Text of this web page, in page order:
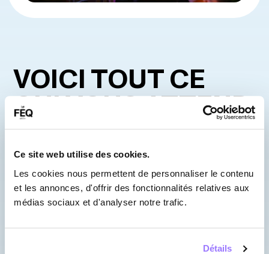
Ce site web utilise des cookies.
Les cookies nous permettent de personnaliser le contenu
et les annonces, d'offrir des fonctionnalités relatives aux
médias sociaux et d'analyser notre trafic.
Détails
VOICI TOUT CE
QUI VOUS ATTEND
AU FESTIVAL!